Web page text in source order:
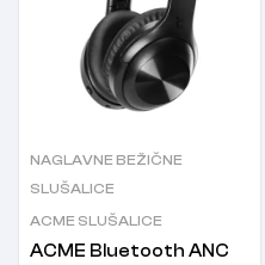
NAGLAVNE BEŽIČNE
SLUŠALICE
ACME SLUŠALICE
ACME Bluetooth ANC